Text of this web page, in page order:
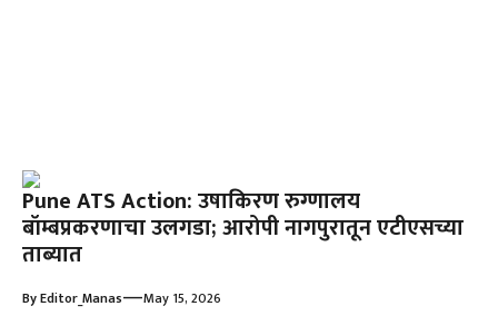
Pune ATS Action: उषाकिरण रुग्णालय
बॉम्बप्रकरणाचा उलगडा; आरोपी नागपुरातून एटीएसच्या
ताब्यात
ByEditor_Manas—May 15, 2026